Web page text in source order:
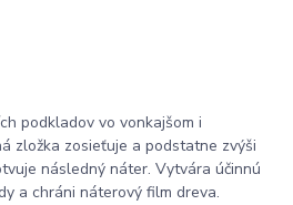
podkladov vo vonkajšom i
zložka zosieťuje a podstatne zvýši
následný náter. Vytvára účinnú
a chráni náterový film dreva.